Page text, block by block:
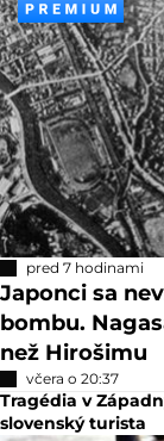
pred 7 hodinami
Japonci sa
bombu.
než Hirošimu
včera o 20:37
Tragédia v
slovenský turista